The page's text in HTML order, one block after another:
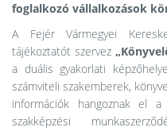
foglalkozó vállalkozások
A Fejér Vármegyei
tájékoztatót szervez
a duális gyakorlati
számviteli szakemberek,
információk hangoznak el
szakképzési